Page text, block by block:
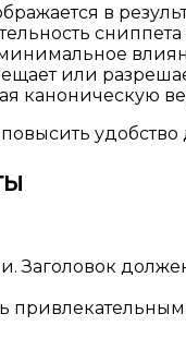
в
или
каноническую
удобство
Заголовок